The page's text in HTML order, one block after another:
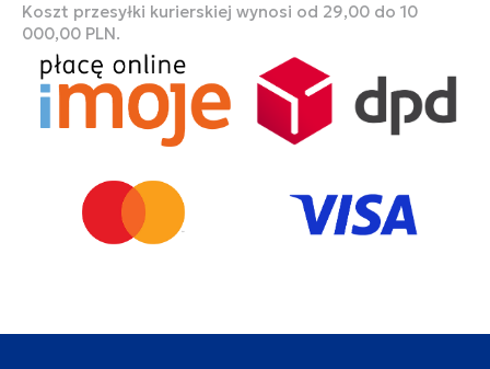
Koszt przesyłki kurierskiej wynosi od 29,00 do 10
000,00 PLN.